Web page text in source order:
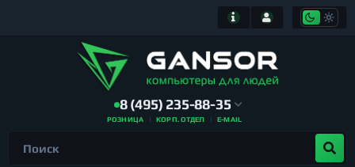
8 (495) 235-88-35
РОЗНИЦА КОРП. ОТДЕЛ E-MAIL